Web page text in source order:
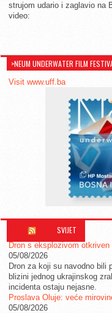
strujom udario i zaglavio na
video:
>NEUM UNDERWATER FILM
Visit www.uff.ba
SVIJET
Dron s eksplozivom
05/08/2026
Dron za koji su navodno bili
blizini jednog ukrajinskog
incidenta ostaju nejasne.
Proslava Oluje: veće
05/08/2026